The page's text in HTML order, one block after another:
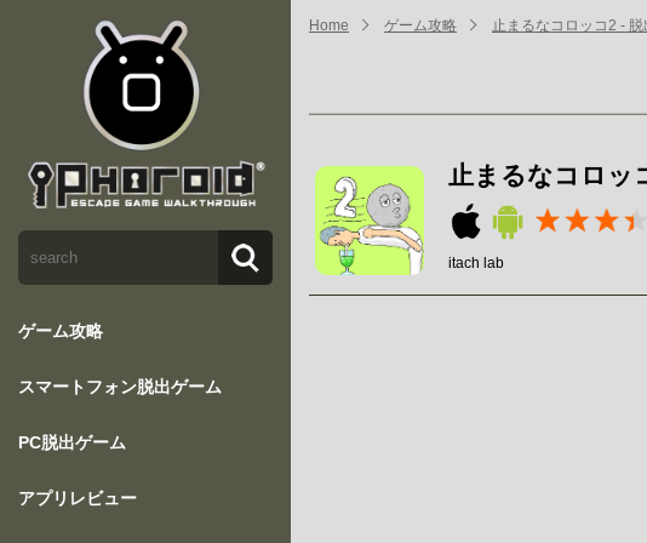
ゲーム攻略
スマートフォン脱出ゲーム
PC脱出ゲーム
アプリレビュー
Home ゲーム攻略 止まるなコロッコ2 - 脱
止まるなコロッ
itach lab